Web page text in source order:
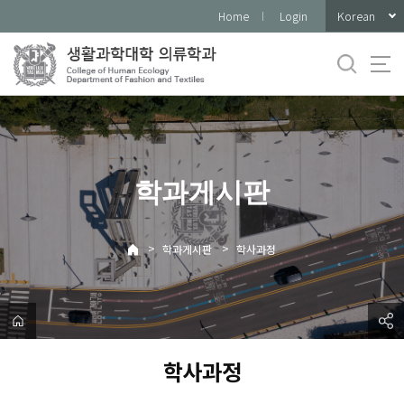
로
메
뉴
Home Login Korean
학과게시판
> 학과게시판 > 학사과정
학사과정